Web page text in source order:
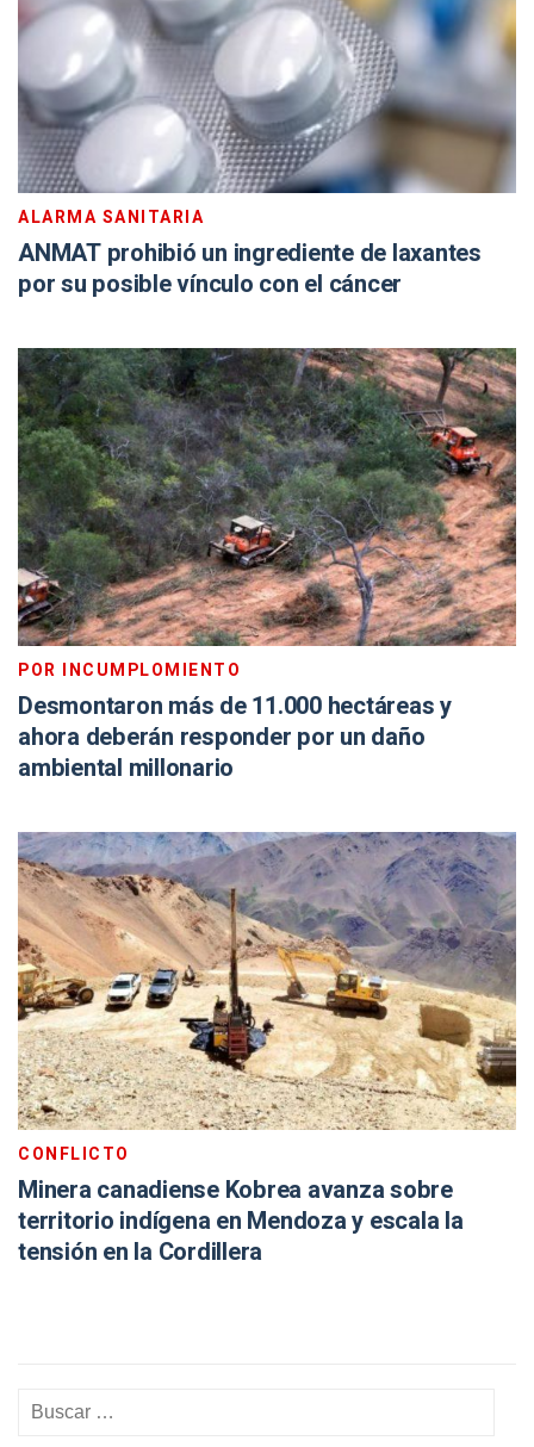
ALARMA SANITARIA
ANMAT prohibió un ingrediente de laxantes
por su posible vínculo con el cáncer
POR INCUMPLOMIENTO
Desmontaron más de 11.000 hectáreas y
ahora deberán responder por un daño
ambiental millonario
CONFLICTO
Minera canadiense Kobrea avanza sobre
territorio indígena en Mendoza y escala la
tensión en la Cordillera